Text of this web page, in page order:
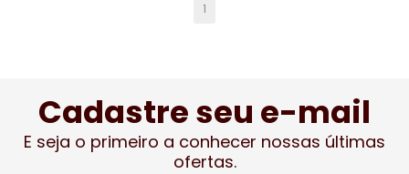
1
Cadastre seu e-mail
E seja o primeiro a conhecer nossas últimas
ofertas.